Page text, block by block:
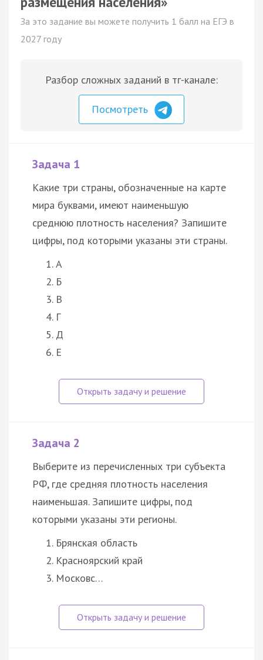
За это задание вы можете получить 1 балл на ЕГЭ в
2027 году
Разбор сложных заданий в тг-канале:
Посмотреть
Задача 1
Какие три страны, обозначенные на карте
мира буквами, имеют наименьшую
среднюю плотность населения? Запишите
цифры, под которыми указаны эти страны.
А
Б
В
Г
Д
Е
Задача 2
Выберите из перечисленных три субъекта
РФ, где средняя плотность населения
наименьшая. Запишите цифры, под
которыми указаны эти регионы.
Брянская область
Красноярский край
Московс…